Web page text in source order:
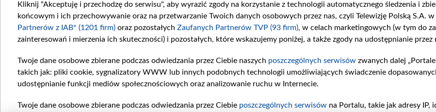
Kliknij "Akceptuję i przechodzę do serwisu", aby wyrazić zgody na korzystanie z technologii automatycznego śledzenia i
końcowym i ich przechowywanie oraz na przetwarzanie Twoich danych osobowych przez nas, czyli Telewizję Polską S.A.
Partnerów z IAB* (1201 firm) oraz pozostałych Zaufanych Partnerów TVP (93 firm), w celach marketingowych (w tym do
zainteresowań i mierzenia ich skuteczności) i pozostałych, które wskazujemy poniżej, a także zgody na udostępnianie
Twoje dane osobowe zbierane podczas odwiedzania przez Ciebie naszych poszczególnych serwisów zwanych dalej
takich jak: pliki cookie, sygnalizatory WWW lub innych podobnych technologii umożliwiających świadczenie
udostępnianie funkcji mediów społecznościowych oraz analizowanie ruchu w Internecie.
Twoje dane osobowe zbierane podczas odwiedzania przez Ciebie poszczególnych serwisów na Portalu, takie jak adresy